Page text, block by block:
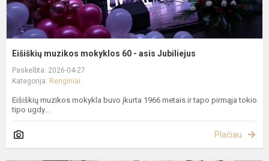
Eišiškių muzikos mokyklos 60 - asis Jubiliejus
Paskelbta: 2026-04-27
Kategorija: Renginiai
Eišiškių muzikos mokykla buvo įkurta 1966 metais ir tapo pirmąja tokio
tipo ugdy...
Plačiau